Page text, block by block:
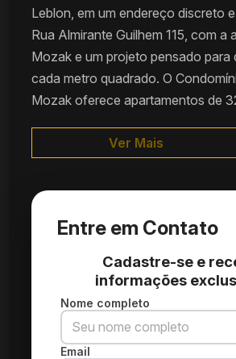
Leblon, em um endereço discreto
Rua Almirante Guilhem 115, com a
Mozak e um projeto pensado para
cada metro quadrado. O
Mozak oferece apartamentos de
Ver Mais
Entre em Contato
Cadastre-se e
informações
Nome completo
Email